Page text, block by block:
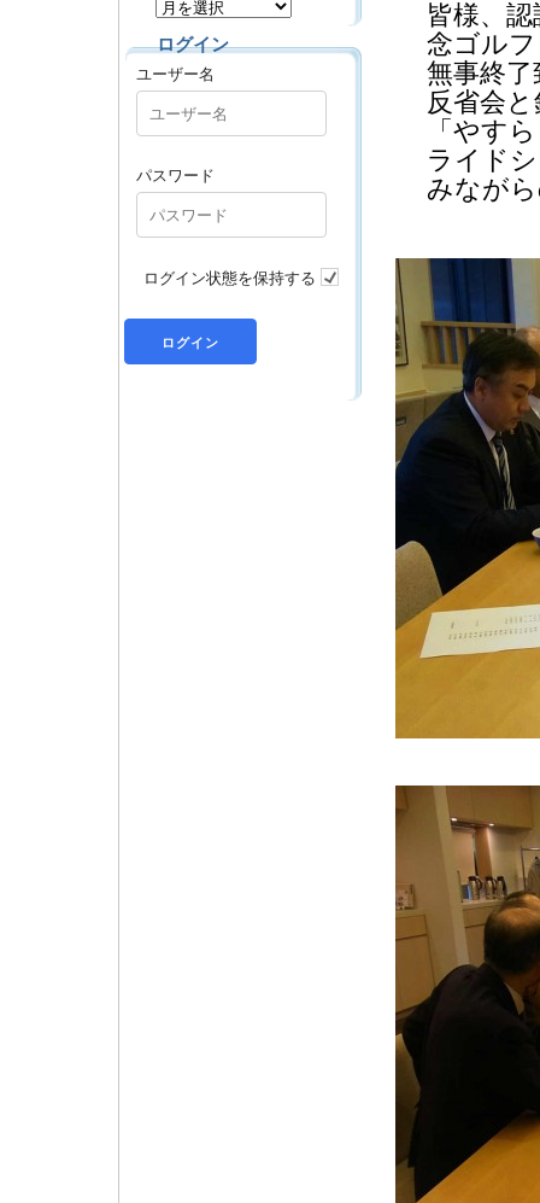
皆様、
念ゴルフ
無事終
反省会
「やす
ライド
みなが
ログイン
ユーザー名
パスワード
ログイン状態を保持する